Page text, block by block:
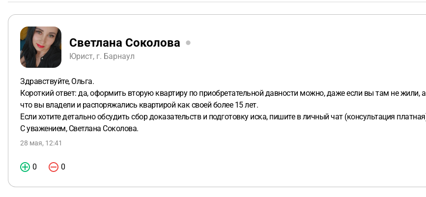
Светлана Соколова
Юрист, г. Барнаул
Здравствуйте, Ольга.
Короткий ответ: да, оформить вторую квартиру по приобретательной давности можно, даже если вы там не жили,
что вы владели и распоряжались квартирой как своей более 15 лет.
Если хотите детально обсудить сбор доказательств и подготовку иска, пишите в личный чат (консультация
С уважением, Светлана Соколова.
28 мая, 12:41
0 0